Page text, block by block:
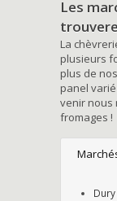
Les
La
plusieurs
plus de
panel
venir nous
fromages !
Dury